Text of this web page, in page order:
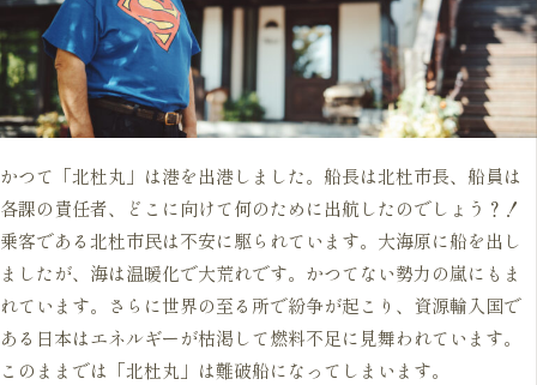
かつて「北杜丸」は港を出港しました。船長は北杜市長、船員は
各課の責任者、どこに向けて何のために出航したのでしょう？！
乗客である北杜市民は不安に駆られています。大海原に船を出し
ましたが、海は温暖化で大荒れです。かつてない勢力の嵐にもま
れています。さらに世界の至る所で紛争が起こり、資源輸入国で
ある日本はエネルギーが枯渇して燃料不足に見舞われています。
このままでは「北杜丸」は難破船になってしまいます。